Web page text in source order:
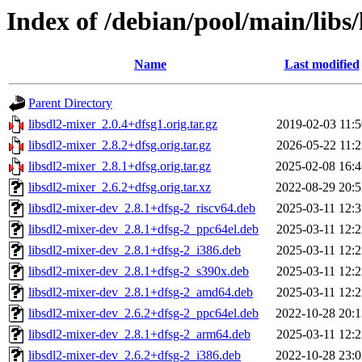
Index of /debian/pool/main/
Name Last modified
Parent Directory
libsdl2-mixer_2.0.4+dfsg1.orig.tar.gz
2019-02-03
libsdl2-mixer_2.8.2+dfsg.orig.tar.gz
2026-05-22
libsdl2-mixer_2.8.1+dfsg.orig.tar.gz
2025-02-08
libsdl2-mixer_2.6.2+dfsg.orig.tar.xz
2022-08-29
libsdl2-mixer-dev_2.8.1+dfsg-2_riscv64.deb
2025-03-11
libsdl2-mixer-dev_2.8.1+dfsg-2_ppc64el.deb
2025-03-11
libsdl2-mixer-dev_2.8.1+dfsg-2_i386.deb
2025-03-11
libsdl2-mixer-dev_2.8.1+dfsg-2_s390x.deb
2025-03-11
libsdl2-mixer-dev_2.8.1+dfsg-2_amd64.deb
2025-03-11
libsdl2-mixer-dev_2.6.2+dfsg-2_ppc64el.deb
2022-10-28
libsdl2-mixer-dev_2.8.1+dfsg-2_arm64.deb
2025-03-11
libsdl2-mixer-dev_2.6.2+dfsg-2_i386.deb
2022-10-28